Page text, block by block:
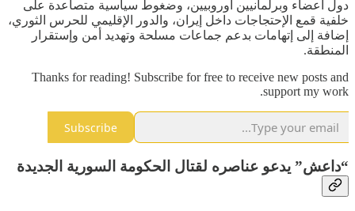
دول أعضاء وبرلمانيين أوروبيين، وضغوط سياسية متصاعدة على
خلفية قمع الإحتجاجات داخل إيران، والدور الإقليمي للحرس الثوري،
إضافة إلى إتهامات بدعم جماعات مسلحة وتهديد أمن وإستقرار
المنطقة.
Thanks for reading! Subscribe for free to receive new posts and
support my work.
Subscribe
“داعش” يدعو عناصره لقتال الحكومة السورية الجديدة